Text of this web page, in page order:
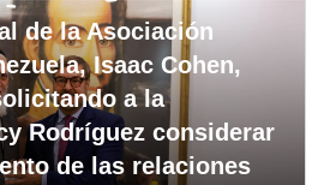
de la Asociación
Isaac Cohen,
a la
Rodríguez considerar
de las relaciones